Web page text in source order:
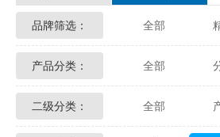
品牌筛选： 全部
Glycon
Echelon
产品分类： 全部
化学及生物化
二级分类： 全部